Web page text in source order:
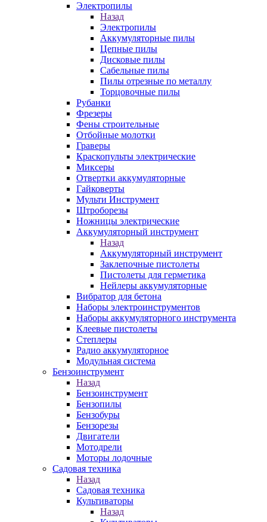
Электропилы
Назад
Электропилы
Аккумуляторные пилы
Цепные пилы
Дисковые пилы
Сабельные пилы
Пилы отрезные по металлу
Торцовочные пилы
Рубанки
Фрезеры
Фены строительные
Отбойные молотки
Граверы
Краскопульты электрические
Миксеры
Отвертки аккумуляторные
Гайковерты
Мульти Инструмент
Штроборезы
Ножницы электрические
Аккумуляторный инструмент
Назад
Аккумуляторный инструмент
Заклепочные пистолеты
Пистолеты для герметика
Нейлеры аккумуляторные
Вибратор для бетона
Наборы электроинструментов
Наборы аккумуляторного инструмента
Клеевые пистолеты
Степлеры
Радио аккумуляторное
Модульная система
Бензоинструмент
Назад
Бензоинструмент
Бензопилы
Бензобуры
Бензорезы
Двигатели
Мотодрели
Моторы лодочные
Садовая техника
Назад
Садовая техника
Культиваторы
Назад